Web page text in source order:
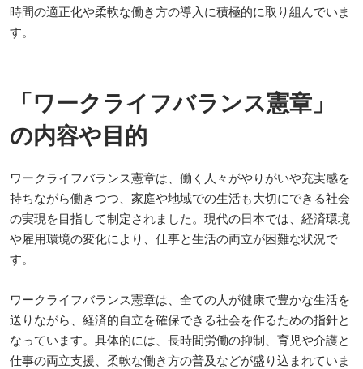
時間の適正化や柔軟な働き方の導入に積極的に取り組んでいま
す。
「ワークライフバランス憲章」
の内容や目的
ワークライフバランス憲章は、働く人々がやりがいや充実感を
持ちながら働きつつ、家庭や地域での生活も大切にできる社会
の実現を目指して制定されました。現代の日本では、経済環境
や雇用環境の変化により、仕事と生活の両立が困難な状況で
す。
ワークライフバランス憲章は、全ての人が健康で豊かな生活を
送りながら、経済的自立を確保できる社会を作るための指針と
なっています。具体的には、長時間労働の抑制、育児や介護と
仕事の両立支援、柔軟な働き方の普及などが盛り込まれていま